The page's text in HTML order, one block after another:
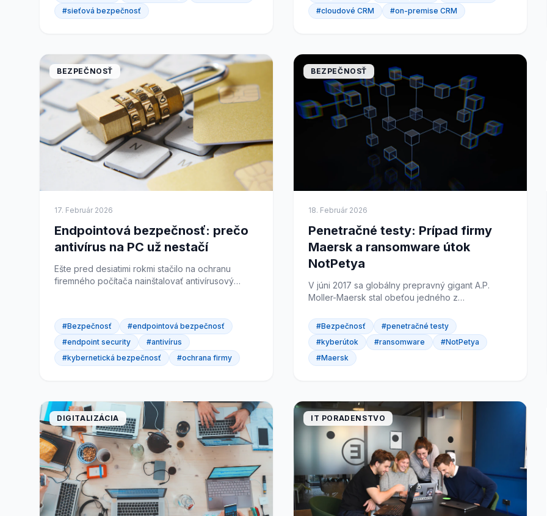
#sieťová bezpečnosť
#cloudové CRM
#on-premise CRM
BEZPEČNOSŤ
17. Február 2026
Endpointová bezpečnosť: prečo
antivírus na PC už nestačí
Ešte pred desiatimi rokmi stačilo na ochranu
firemného počítača nainštalovať antivírusový
#Bezpečnosť
#endpointová bezpečnosť
#endpoint security
#antivírus
#kybernetická bezpečnosť
#ochrana firmy
BEZPEČNOSŤ
18. Február 2026
Penetračné testy: Prípad firmy
Maersk a ransomware útok
NotPetya
V júni 2017 sa globálny prepravný gigant A.P.
Moller-Maersk stal obeťou jedného z
NotPetya ochromil celú IT...
#Bezpečnosť
#penetračné testy
#kyberútok
#ransomware
#NotPetya
#Maersk
DIGITALIZÁCIA IT PORADENSTVO